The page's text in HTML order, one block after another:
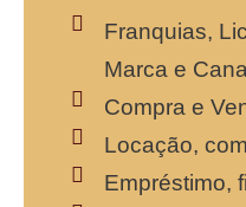
Franquias,
Marca e
Compra e
Locação,
Empréstimo,